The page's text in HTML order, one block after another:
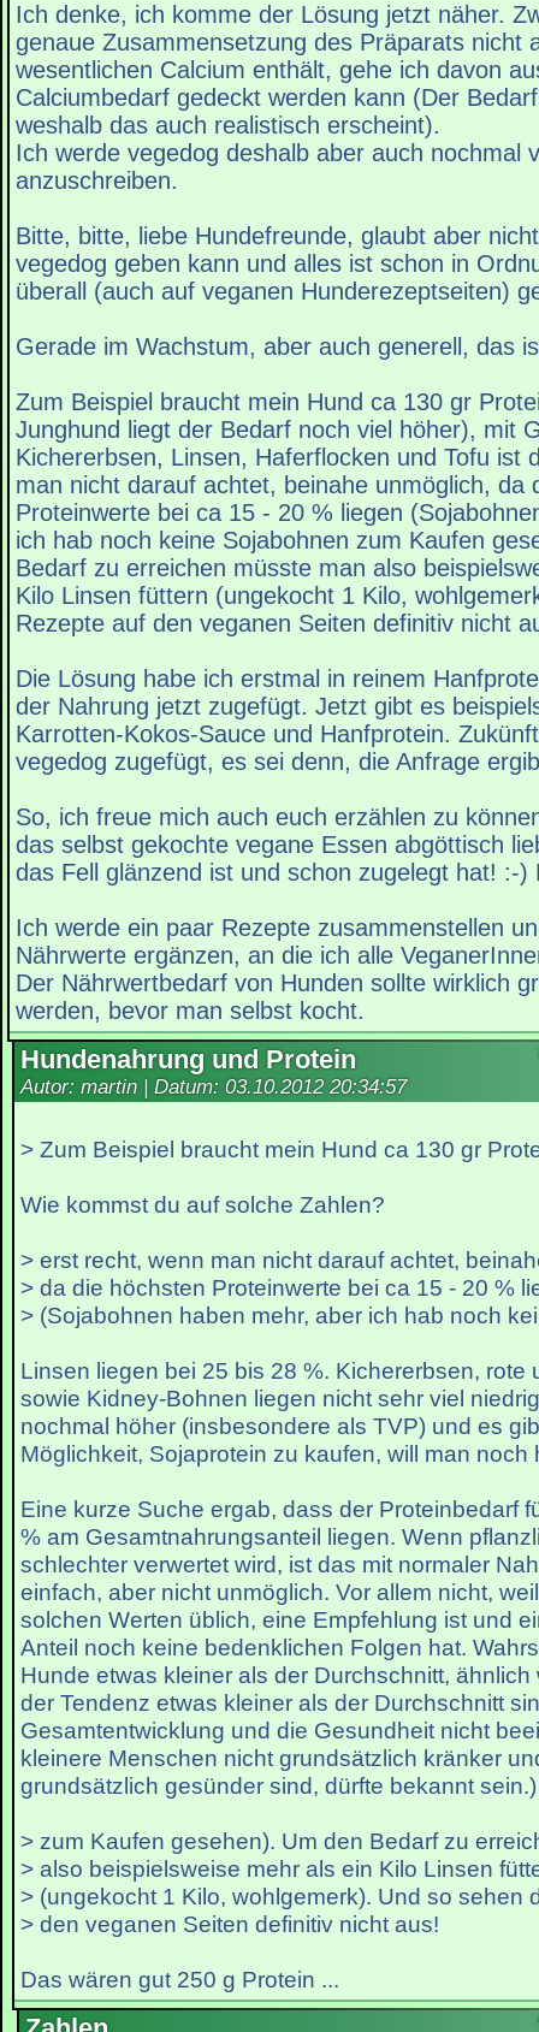
Ich denke, ich komme der Lösung jetzt näher.
genaue Zusammensetzung des Präparats nicht
wesentlichen Calcium enthält, gehe ich davon
Calciumbedarf gedeckt werden kann (Der
weshalb das auch realistisch erscheint).
Ich werde vegedog deshalb aber auch nochmal
anzuschreiben.
Bitte, bitte, liebe Hundefreunde, glaubt aber
vegedog geben kann und alles ist schon in
überall (auch auf veganen Hunderezeptseiten)
Gerade im Wachstum, aber auch generell, das
Zum Beispiel braucht mein Hund ca 130 gr
Junghund liegt der Bedarf noch viel höher), mit
Kichererbsen, Linsen, Haferflocken und Tofu ist
man nicht darauf achtet, beinahe unmöglich, da
Proteinwerte bei ca 15 - 20 % liegen
ich hab noch keine Sojabohnen zum Kaufen
Bedarf zu erreichen müsste man also
Kilo Linsen füttern (ungekocht 1 Kilo,
Rezepte auf den veganen Seiten definitiv nicht
Die Lösung habe ich erstmal in reinem
der Nahrung jetzt zugefügt. Jetzt gibt es
Karrotten-Kokos-Sauce und Hanfprotein.
vegedog zugefügt, es sei denn, die Anfrage
So, ich freue mich auch euch erzählen zu
das selbst gekochte vegane Essen abgöttisch
das Fell glänzend ist und schon zugelegt hat! :-)
Ich werde ein paar Rezepte zusammenstellen
Nährwerte ergänzen, an die ich alle
Der Nährwertbedarf von Hunden sollte wirklich
werden, bevor man selbst kocht.
Hundenahrung und Protein
Autor: martin | Datum: 03.10.2012 20:34:57
> Zum Beispiel braucht mein Hund ca 130 gr
Wie kommst du auf solche Zahlen?
> erst recht, wenn man nicht darauf achtet,
> da die höchsten Proteinwerte bei ca 15 - 20 %
> (Sojabohnen haben mehr, aber ich hab noch
Linsen liegen bei 25 bis 28 %. Kichererbsen, rote
sowie Kidney-Bohnen liegen nicht sehr viel
nochmal höher (insbesondere als TVP) und es
Möglichkeit, Sojaprotein zu kaufen, will man noch
Eine kurze Suche ergab, dass der Proteinbedarf
% am Gesamtnahrungsanteil liegen. Wenn
schlechter verwertet wird, ist das mit normaler
einfach, aber nicht unmöglich. Vor allem nicht,
solchen Werten üblich, eine Empfehlung ist und
Anteil noch keine bedenklichen Folgen hat.
Hunde etwas kleiner als der Durchschnitt,
der Tendenz etwas kleiner als der Durchschnitt
Gesamtentwicklung und die Gesundheit nicht
kleinere Menschen nicht grundsätzlich kränker
grundsätzlich gesünder sind, dürfte bekannt sein.)
> zum Kaufen gesehen). Um den Bedarf zu
> also beispielsweise mehr als ein Kilo Linsen
> (ungekocht 1 Kilo, wohlgemerk). Und so sehen
> den veganen Seiten definitiv nicht aus!
Das wären gut 250 g Protein ...